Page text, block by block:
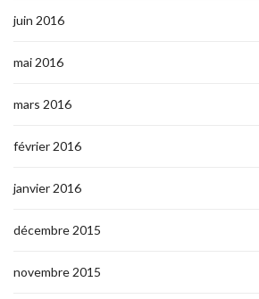
juin 2016
mai 2016
mars 2016
février 2016
janvier 2016
décembre 2015
novembre 2015